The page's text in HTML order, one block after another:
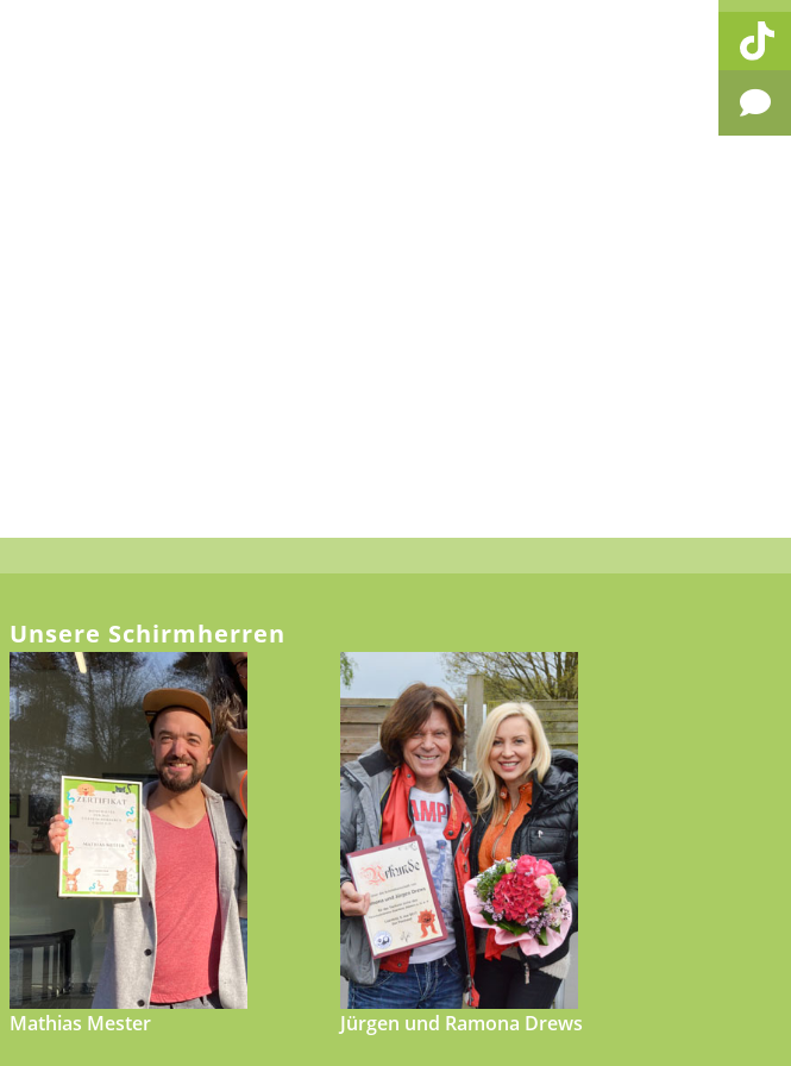
Unsere Schirmherren
Mathias Mester Jürgen und Ramona Drews